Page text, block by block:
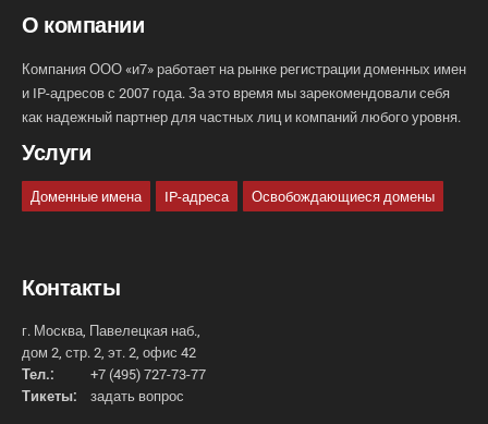
О компании
Компания ООО «и7» работает на рынке регистрации доменных имен
и IP-адресов с 2007 года. За это время мы зарекомендовали себя
как надежный партнер для частных лиц и компаний любого уровня.
Услуги
Доменные имена IP-адреса Освобождающиеся домены
Контакты
г. Москва, Павелецкая наб.,
дом 2, стр. 2, эт. 2, офис 42
Тел.:
+7 (495) 727-73-77
Тикеты:
задать вопрос